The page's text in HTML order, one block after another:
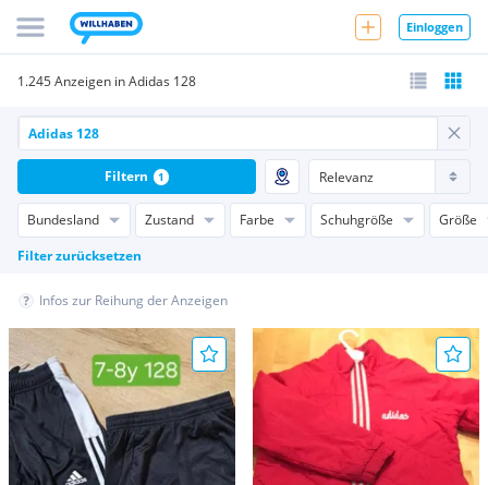
Einloggen
1.245 Anzeigen in Adidas 128
Bundesland Zustand Farbe Schuhgröße
Größe
Filter zurücksetzen
Filtern 1
Infos zur Reihung der Anzeigen